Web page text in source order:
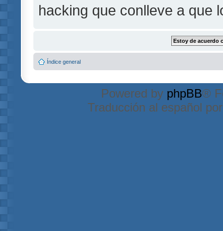
hacking que conlleve a que
Índice general
Powered by phpBB®
Traducción al español